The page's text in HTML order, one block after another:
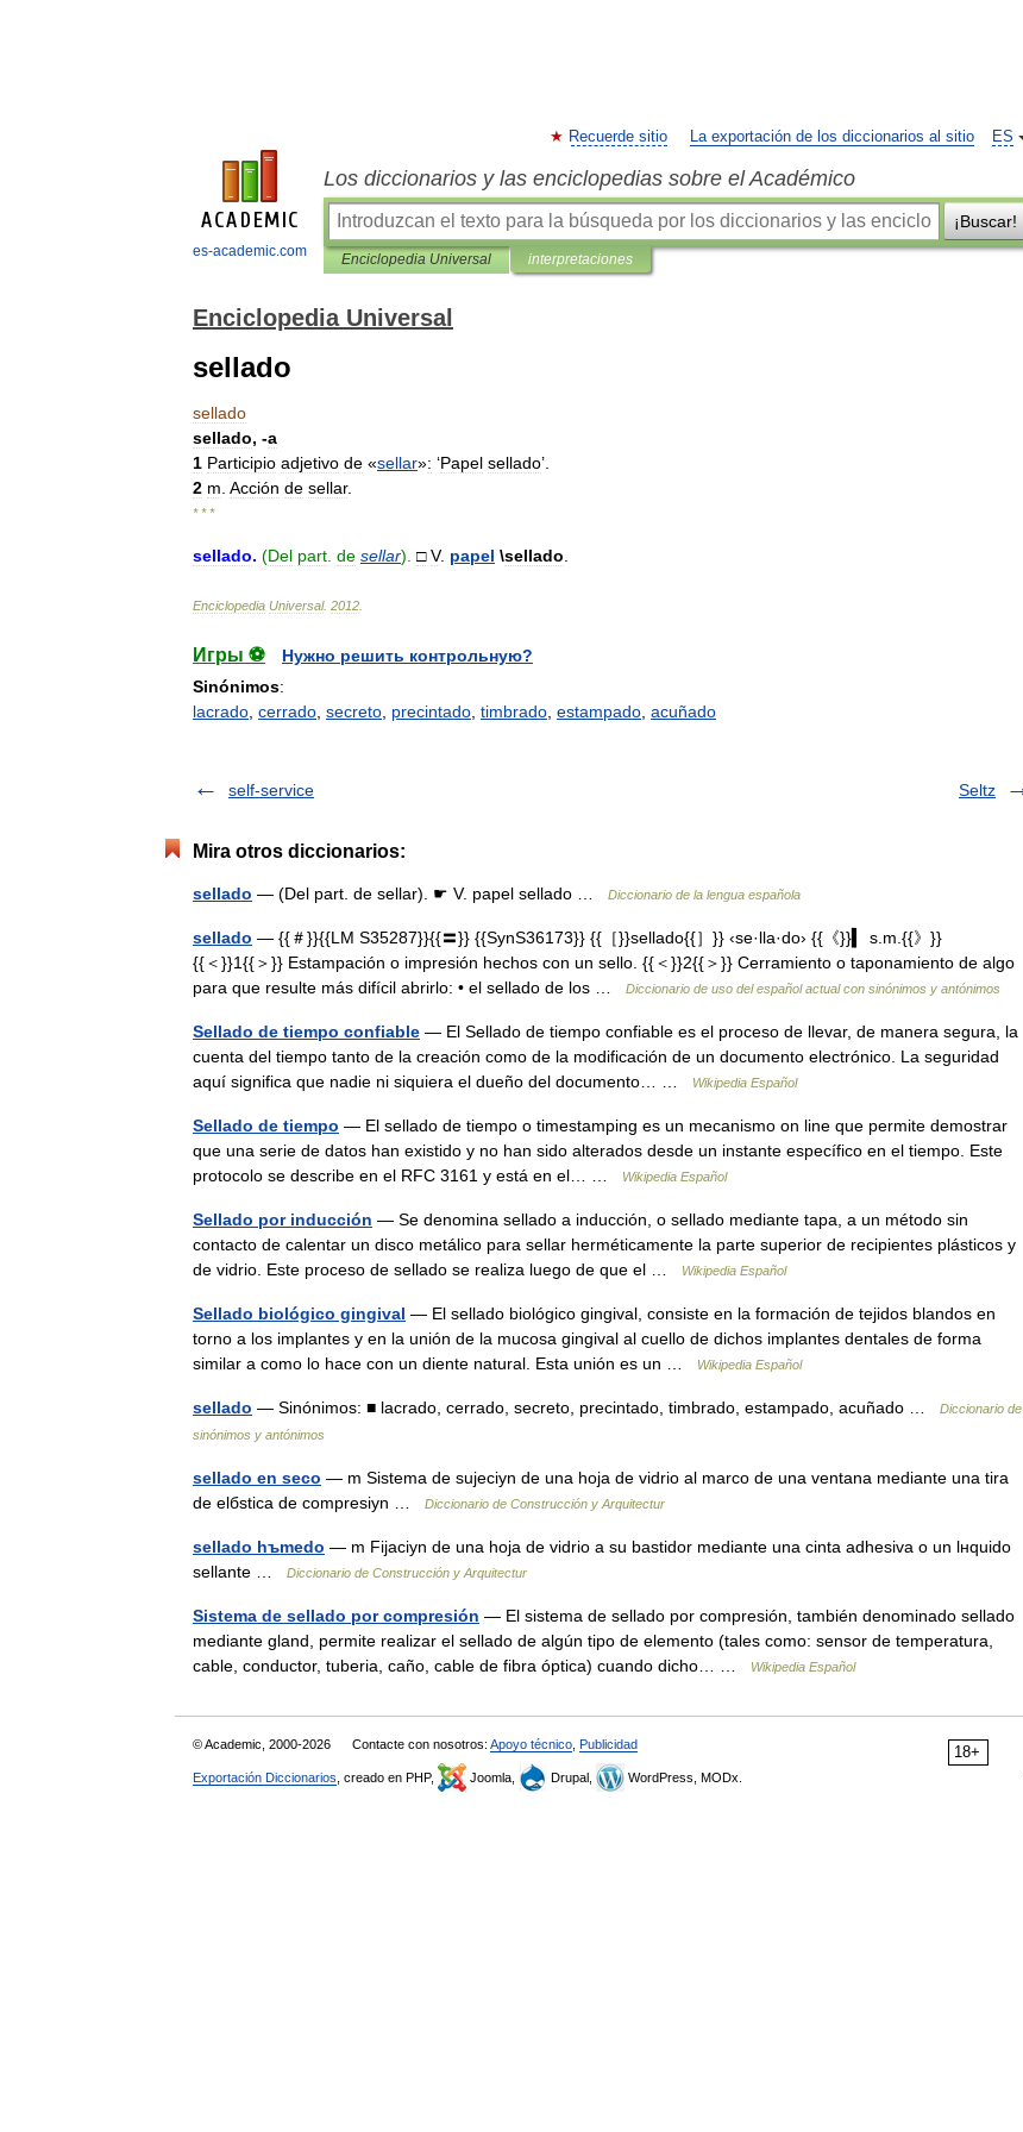
es-academic.com
ES
Recuerde sitio La exportación de los diccionarios al sitio
Los diccionarios y las enciclopedias sobre el Académico
¡Buscar!
Enciclopedia Universal interpretaciones
Enciclopedia Universal
sellado
sellado
sellado, -a
1 Participio adjetivo de «sellar»: ‘Papel sellado’.
2 m Acción de sellar.
* * *
sellado. (Del part de sellar). □ V. papel \sellado
Enciclopedia Universal. 2012
Игры ⚽
Нужно решить контрольную?
Sinónimos:
lacrado cerrado secreto precintado timbrado estampado acuñado
self-service Seltz
Mira otros diccionarios:
sellado — (Del part. de sellar). ☛ V. papel sellado … Diccionario de la lengua española
sellado — {{＃}}{{LM S35287}}{{〓}} {{SynS36173}} {{［}}sellado{{］}} ‹se·lla·do› {{《}}▍ s.m.{{》}}
{{＜}}1{{＞}} Estampación o impresión hechos con un sello. {{＜}}2{{＞}} Cerramiento o taponamiento de algo
para que resulte más difícil abrirlo: • el sellado de los …
Diccionario de uso del español actual con sinónimos y antónimos
Sellado de tiempo confiable — El Sellado de tiempo confiable es el proceso de llevar, de manera segura, la
cuenta del tiempo tanto de la creación como de la modificación de un documento electrónico. La seguridad
aquí significa que nadie ni siquiera el dueño del documento… …
Wikipedia Español
Sellado de tiempo — El sellado de tiempo o timestamping es un mecanismo on line que permite demostrar
que una serie de datos han existido y no han sido alterados desde un instante específico en el tiempo. Este
protocolo se describe en el RFC 3161 y está en el… …
Wikipedia Español
Sellado por inducción — Se denomina sellado a inducción, o sellado mediante tapa, a un método sin
contacto de calentar un disco metálico para sellar herméticamente la parte superior de recipientes plásticos y
de vidrio. Este proceso de sellado se realiza luego de que el …
Wikipedia Español
Sellado biológico gingival — El sellado biológico gingival, consiste en la formación de tejidos blandos en
torno a los implantes y en la unión de la mucosa gingival al cuello de dichos implantes dentales de forma
similar a como lo hace con un diente natural. Esta unión es un …
Wikipedia Español
sellado — Sinónimos: ■ lacrado, cerrado, secreto, precintado, timbrado, estampado, acuñado …
Diccionario de
sinónimos y antónimos
sellado en seco — m Sistema de sujeciуn de una hoja de vidrio al marco de una ventana mediante una tira
de elбstica de compresiуn …
Diccionario de Construcción y Arquitectur
sellado hъmedo — m Fijaciуn de una hoja de vidrio a su bastidor mediante una cinta adhesiva o un lнquido
sellante …
Diccionario de Construcción y Arquitectur
Sistema de sellado por compresión — El sistema de sellado por compresión, también denominado sellado
mediante gland, permite realizar el sellado de algún tipo de elemento (tales como: sensor de temperatura,
cable, conductor, tuberia, caño, cable de fibra óptica) cuando dicho… …
Wikipedia Español
18+
© Academic, 2000-2026 Contacte con nosotros: Apoyo técnico Publicidad
Exportación Diccionarios , creado en PHP, Joomla, Drupal, WordPress, MODx.